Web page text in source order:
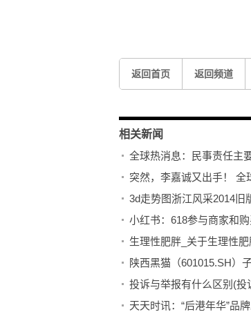
返回首页 返回频道
相关新闻
全球热消息：民事责任主
突然，李嘉诚又出手！ 全
3d走势图浙江风采2014旧
小红书：618参与商家和
生理性肥胖_关于生理性肥
陕西黑猫（601015.SH）
投诉与举报有什么区别(投
天天时讯：“后港年华”品